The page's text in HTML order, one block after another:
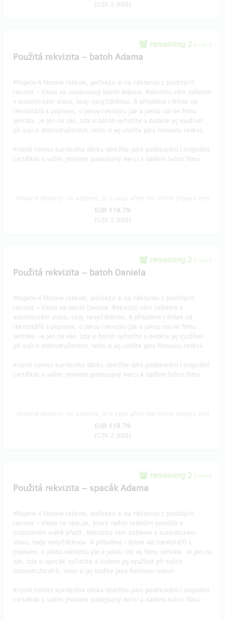
(CZK 2,900)
remaining 2 from 2
Použitá rekvizita – batoh Adama
Milujete-li filmové relikvie, počkejte si na některou z použitých
rekvizit – třeba na outdoorový batoh Adama. Rekvizitu vám zašleme
v autentickém stavu, tedy nevyčištěnou. A přibalíme i štítek od
rekvizitářů s popisem, o jakou rekvizitu jde a jakou roli ve filmu
sehrála. Je jen na vás, zda si batoh vyčistíte a budete jej využívat
při svých dobrodružstvích, nebo si jej uložíte jako filmovou relikvii.
Kromě tohoto kuriózního dárku obdržíte jako poděkování i originální
certifikát s vaším jménem podepsaný herci a dalšími tvůrci filmu.
EUR 119.79
(CZK 2,900)
remaining 2 from 2
Použitá rekvizita – batoh Daniela
Milujete-li filmové relikvie, počkejte si na některou z použitých
rekvizit – třeba na batoh Daniela. Rekvizitu vám zašleme v
autentickém stavu, tedy nevyčištěnou. A přibalíme i štítek od
rekvizitářů s popisem, o jakou rekvizitu jde a jakou roli ve filmu
sehrála. Je jen na vás, zda si batoh vyčistíte a budete jej využívat
při svých dobrodružstvích, nebo si jej uložíte jako filmovou relikvii.
Kromě tohoto kuriózního dárku obdržíte jako poděkování i originální
certifikát s vaším jménem podepsaný herci a dalšími tvůrci filmu.
EUR 119.79
(CZK 2,900)
remaining 2 from 2
Použitá rekvizita – spacák Adama
Milujete-li filmové relikvie, počkejte si na některou z použitých
rekvizit – třeba na spacák, který našim hrdinům pomůže v
podzemním světě přežít. Rekvizitu vám zašleme v autentickém
stavu, tedy nevyčištěnou. A přibalíme i štítek od rekvizitářů s
popisem, o jakou rekvizitu jde a jakou roli ve filmu sehrála. Je jen na
vás, zda si spacák vyčistíte a budete jej využívat při svých
dobrodružstvích, nebo si jej uložíte jako filmovou relikvii.
Kromě tohoto kuriózního dárku obdržíte jako poděkování i originální
certifikát s vaším jménem podepsaný herci a dalšími tvůrci filmu.